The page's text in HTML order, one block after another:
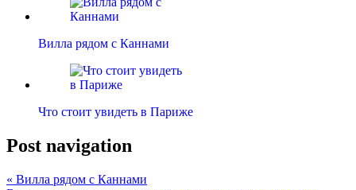
Вилла рядом с Каннами
Что стоит увидеть в Париже
Post navigation
« Вилла рядом с Каннами